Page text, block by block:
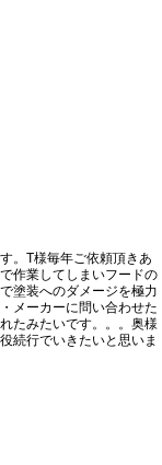
。T様毎年ご依頼頂きあ
作業してしまいフードの
塗装へのダメージを極力
メーカーに問い合わせた
たみたいです。。。奥様
続行でいきたいと思いま